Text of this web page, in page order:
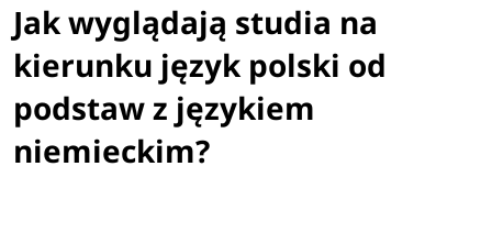
Jak wyglądają studia na
kierunku język polski od
podstaw z językiem
niemieckim?